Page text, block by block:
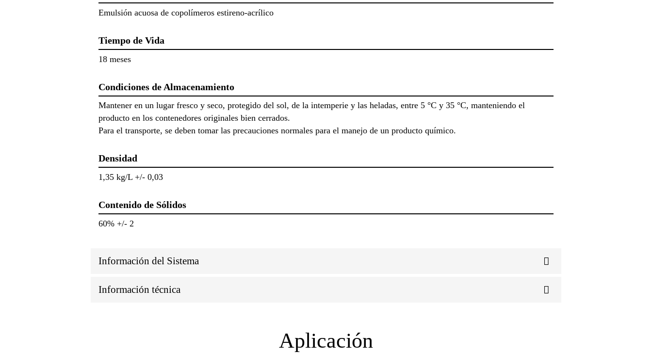
Emulsión acuosa de copolímeros estireno-acrílico
Tiempo de Vida
18 meses
Condiciones de Almacenamiento
Mantener en un lugar fresco y seco, protegido del sol, de la intemperie y las heladas, entre 5 °C y 35 °C, manteniendo el
producto en los contenedores originales bien cerrados.
Para el transporte, se deben tomar las precauciones normales para el manejo de un producto químico.
Densidad
1,35 kg/L +/- 0,03
Contenido de Sólidos
60% +/- 2
Información del Sistema
Información técnica
Aplicación